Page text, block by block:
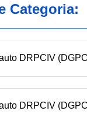
semnal cu brațul
să
și (2), polițistul
Categoria:
DRPCIV
DRPCIV